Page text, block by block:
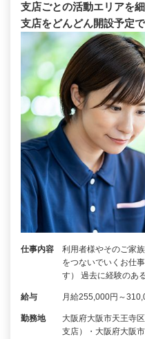
支店ごとの活動エリアを
支店をどんどん開設予定で
仕事内容
利用者様やそのご家
をつないでいくお仕
す） 過去に経験のあ
給与 月給255,000円～
勤務地
大阪府大阪市天王寺
支店）・大阪府大阪